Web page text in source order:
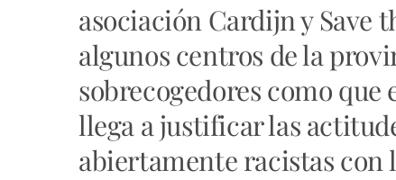
asociación Cardijn y Save
algunos centros de la
sobrecogedores como que
llega a justificar las
abiertamente racistas con